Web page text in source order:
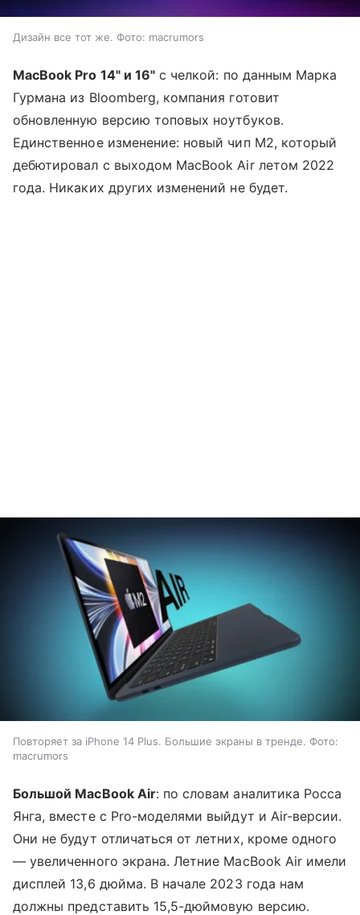
Дизайн все тот же. Фото: macrumors
MacBook Pro 14" и 16" с челкой: по данным Марка
Гурмана из Bloomberg, компания готовит
обновленную версию топовых ноутбуков.
Единственное изменение: новый чип M2, который
дебютировал с выходом MacBook Air летом 2022
года. Никаких других изменений не будет.
Повторяет за iPhone 14 Plus. Большие экраны в тренде. Фото:
macrumors
Большой MacBook Air: по словам аналитика Росса
Янга, вместе с Pro-моделями выйдут и Air-версии.
Они не будут отличаться от летних, кроме одного
— увеличенного экрана. Летние MacBook Air имели
дисплей 13,6 дюйма. В начале 2023 года нам
должны представить 15,5-дюймовую версию.